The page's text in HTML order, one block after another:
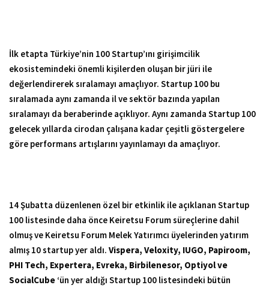
İlk etapta Türkiye’nin 100 Startup’ını girişimcilik
ekosistemindeki önemli kişilerden oluşan bir jüri ile
değerlendirerek sıralamayı amaçlıyor. Startup 100 bu
sıralamada aynı zamanda il ve sektör bazında yapılan
sıralamayı da beraberinde açıklıyor. Aynı zamanda Startup 100
gelecek yıllarda cirodan çalışana kadar çeşitli göstergelere
göre performans artışlarını yayınlamayı da amaçlıyor.
14 Şubatta düzenlenen özel bir etkinlik ile açıklanan Startup
100 listesinde daha önce Keiretsu Forum süreçlerine dahil
olmuş ve Keiretsu Forum Melek Yatırımcı üyelerinden yatırım
almış 10 startup yer aldı. Vispera, Veloxity, IUGO, Papiroom,
PHI Tech, Expertera, Evreka, Birbilenesor, Optiyol ve
SocialCube ‘ün yer aldığı Startup 100 listesindeki bütün